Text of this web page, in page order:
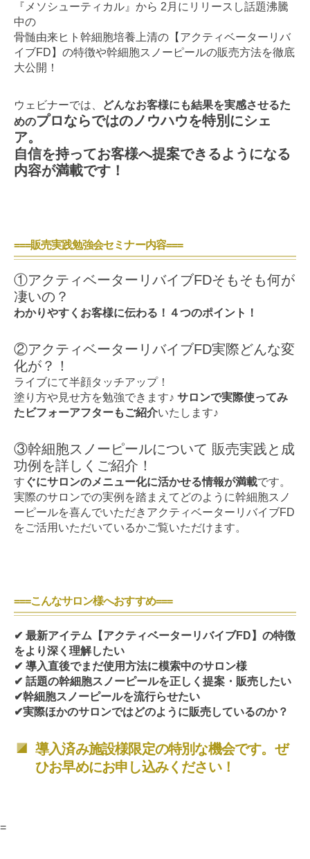
『メソシューティカル』から 2月にリリースし話題沸騰
中の
骨髄由来ヒト幹細胞培養上清の【アクティベーターリバ
イブFD】の特徴や幹細胞スノーピールの販売方法を徹底
大公開！
ウェビナーでは、
どんなお客様にも結果を実感させるた
めのプロならではのノウハウを特別にシェ
ア。
自信を持ってお客様へ提案できるようになる
内容が満載です！
===販売実践勉強会セミナー内容===
①アクティベーターリバイブFDそもそも何が
凄いの？
わかりやすくお客様に伝わる！４つのポイント！
②アクティベーターリバイブFD実際どんな変
化が？！
ライブにて半顔タッチアップ！
塗り方や見せ方を勉強できます♪ サロンで実際使ってみ
たビフォーアフターもご紹介いたします♪
③幹細胞スノーピールについて 販売実践と成
功例を詳しくご紹介！
す ぐにサロンのメニュー化に活かせる情報が満載です。
実際のサロンでの実例を踏まえてどのように幹細胞スノ
ーピールを喜んでいただきアクティベーターリバイブFD
をご活用いただいているかご覧いただけます。
===こんなサロン様へおすすめ===
✔ 最新アイテム【アクティベーターリバイブFD】の特徴
をより深く理解したい
✔ 導入直後でまだ使用方法に模索中のサロン様
✔ 話題の幹細胞スノーピールを正しく提案・販売したい
✔幹細胞スノーピールを流行らせたい
✔実際ほかのサロンではどのように販売しているのか？
導入済み施設様限定の特別な機会です。ぜ
ひお早めにお申し込みください！
=